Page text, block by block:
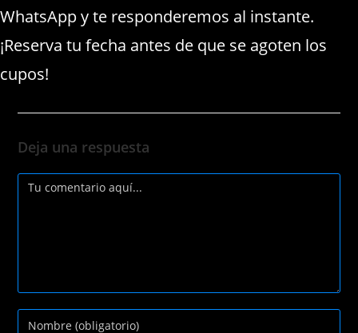
WhatsApp y te responderemos al instante.
¡Reserva tu fecha antes de que se agoten los
cupos!
Deja una respuesta
Comentario
Introduce